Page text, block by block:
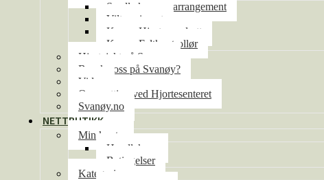
Se alle kurs og arrangement
Viltseminaret
Kurs – Hjorteoppdrett
Kurs – Feltkontrollør
Hjortejakt på Svanøy
Besøke oss på Svanøy?
Video
Overnatting ved Hjortesenteret
Svanøy.no
NETTBUTIKK
Min konto
Handlekurv
Betingelser
Kategorier